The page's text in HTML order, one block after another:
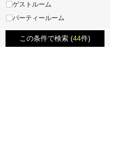
ゲストルーム
パーティールーム
この条件で検索 (44件)